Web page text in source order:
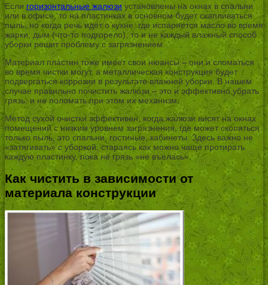
Если горизонтальные жалюзиустановлены на окнах в спальни
или в офисе, то на пластинках в основном будет скапливаться
пыль, но когда речь идёт о кухне, где испаряется масло во время
жарки, дым (что-то подгорело), то и не каждый влажный способ
уборки решит проблему с загрязнением.
Материал пластин тоже имеет свои нюансы – они и сломаться
во время чистки могут, а металлическая конструкция будет
подвергаться коррозии в результате влажной уборки. В нашем
случае правильно почистить жалюзи – это и эффективно убрать
грязь, и не поломать при этом их механизм.
Метод сухой очистки эффективен, когда жалюзи висят на окнах
помещений с низким уровнем загрязнения, где может скопиться
только пыль, это спальни, гостиные, кабинеты. Здесь важно не
«затягивать» с уборкой, стараясь как можно чаще протирать
каждую пластинку, пока не грязь «не въелась».
Как чистить в зависимости от
материала конструкции